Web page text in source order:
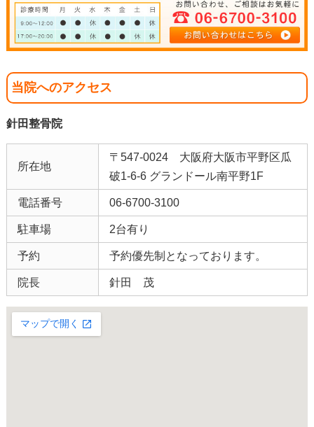
当院へのアクセス
針田整骨院
所在地
〒547-0024 大阪府大阪市平野区瓜
破1-6-6 グランドール南平野1F
電話番号 06-6700-3100
駐車場 2台有り
予約 予約優先制となっております。
院長 針田 茂